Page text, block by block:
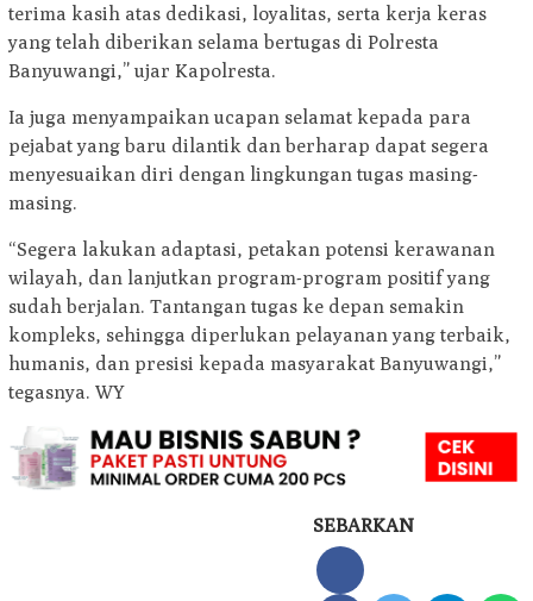
terima kasih atas dedikasi, loyalitas, serta kerja keras
yang telah diberikan selama bertugas di Polresta
Banyuwangi,” ujar Kapolresta.
Ia juga menyampaikan ucapan selamat kepada para
pejabat yang baru dilantik dan berharap dapat segera
menyesuaikan diri dengan lingkungan tugas masing-
masing.
“Segera lakukan adaptasi, petakan potensi kerawanan
wilayah, dan lanjutkan program-program positif yang
sudah berjalan. Tantangan tugas ke depan semakin
kompleks, sehingga diperlukan pelayanan yang terbaik,
humanis, dan presisi kepada masyarakat Banyuwangi,”
tegasnya. WY
SEBARKAN